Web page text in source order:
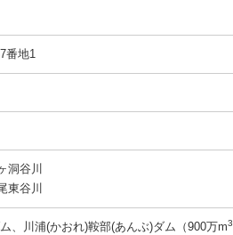
番地1
洞谷川
東谷川
、川浦(かおれ)鞍部(あんぶ)ダム（900万m3